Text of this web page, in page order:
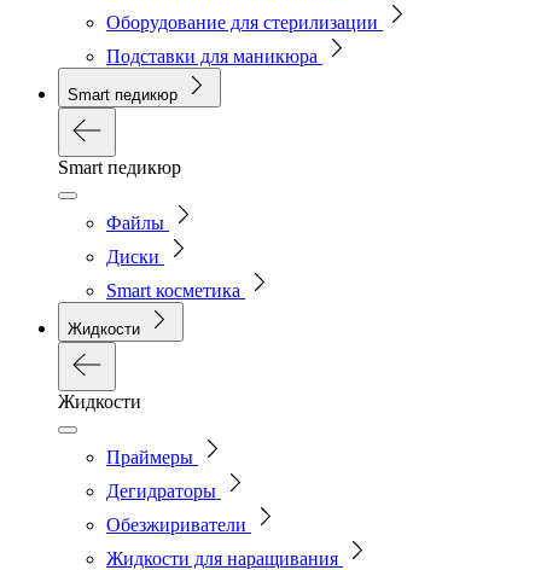
Оборудование для стерилизации
Подставки для маникюра
Smart педикюр
Smart педикюр
Файлы
Диски
Smart косметика
Жидкости
Жидкости
Праймеры
Дегидраторы
Обезжириватели
Жидкости для наращивания